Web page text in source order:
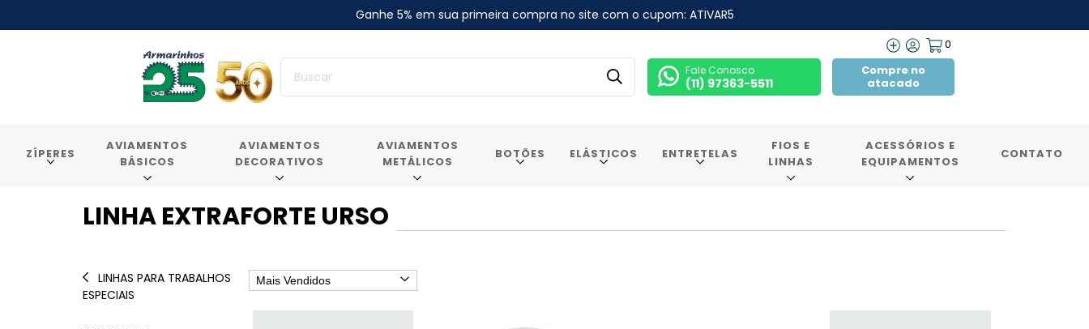
Ganhe 5% em sua primeira compra no site com o cupom: ATIVAR5
0
Fale Conosco
(11) 97363-5511
Compre no
atacado
ZÍPERES
AVIAMENTOS
BÁSICOS
AVIAMENTOS
DECORATIVOS
AVIAMENTOS
METÁLICOS
BOTÕES ELÁSTICOS ENTRETELAS
FIOS E
LINHAS
ACESSÓRIOS E
EQUIPAMENTOS
CONTATO
LINHA EXTRAFORTE URSO
LINHAS PARA TRABALHOS
ESPECIAIS